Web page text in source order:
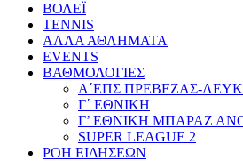
ΒΟΛΕΪ
TENNIS
ΑΛΛΑ ΑΘΛΗΜΑΤΑ
EVENTS
ΒΑΘΜΟΛΟΓΙΕΣ
Α΄ΕΠΣ ΠΡΕΒΕΖΑΣ-
Γ΄ ΕΘΝΙΚΗ
Γ’ ΕΘΝΙΚΗ ΜΠΑΡΑΖ
SUPER LEAGUE 2
ΡΟΗ ΕΙΔΗΣΕΩΝ